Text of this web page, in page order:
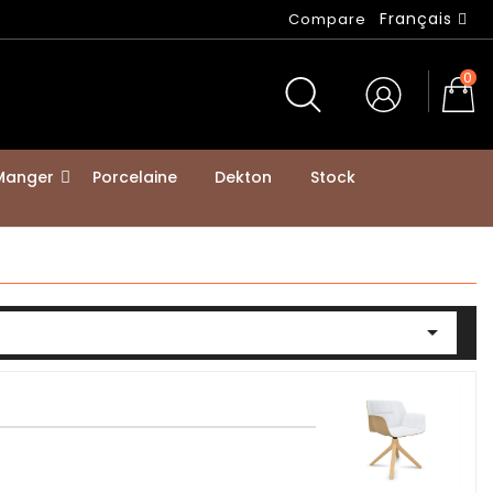
Compare Français
0
Porcelaine Dekton
Stock
